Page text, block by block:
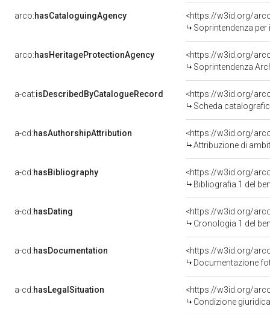
arco:hasCataloguingAgency
<https://w3id.org/
Soprintendenza
arco:hasHeritageProtectionAgency
<https://w3id.org/
Soprintendenza
a-cat:isDescribedByCatalogueRecord
<https://w3id.org/
Scheda
a-cd:hasAuthorshipAttribution
<https://w3id.org/
Attribuzione di
a-cd:hasBibliography
<https://w3id.org/
Bibliografia 1 del
a-cd:hasDating
<https://w3id.org/
Cronologia 1 del
a-cd:hasDocumentation
Documentazione
a-cd:hasLegalSituation
Condizione